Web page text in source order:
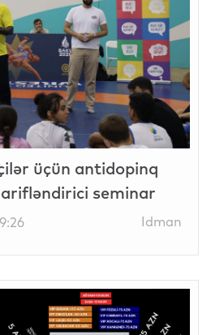
üçün antidopinq
seminar
Idman